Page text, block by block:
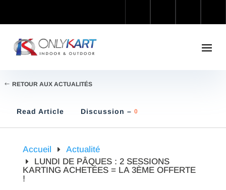
RETOUR AUX ACTUALITÉS
Read Article Discussion – 0
Accueil
Actualité
LUNDI DE PÂQUES : 2 SESSIONS
KARTING ACHETÉES = LA 3ÈME OFFERTE
!